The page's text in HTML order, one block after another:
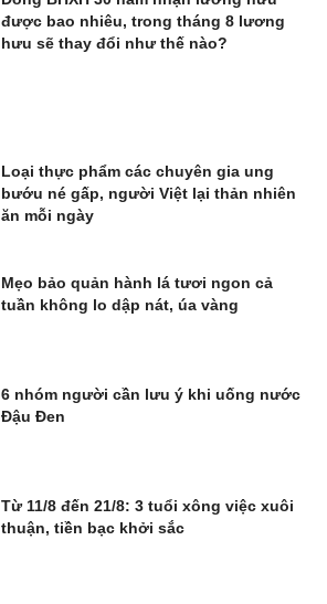
được bao nhiêu, trong tháng 8 lương
hưu sẽ thay đổi như thế nào?
Loại thực phẩm các chuyên gia ung
bướu né gấp, người Việt lại thản nhiên
ăn mỗi ngày
Mẹo bảo quản hành lá tươi ngon cả
tuần không lo dập nát, úa vàng
6 nhóm người cần lưu ý khi uống nước
Đậu Đen
Từ 11/8 đến 21/8: 3 tuổi xông việc xuôi
thuận, tiền bạc khởi sắc